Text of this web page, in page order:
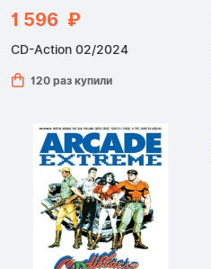
1 596 ₽
CD-Action 02/2024
120 раз купили